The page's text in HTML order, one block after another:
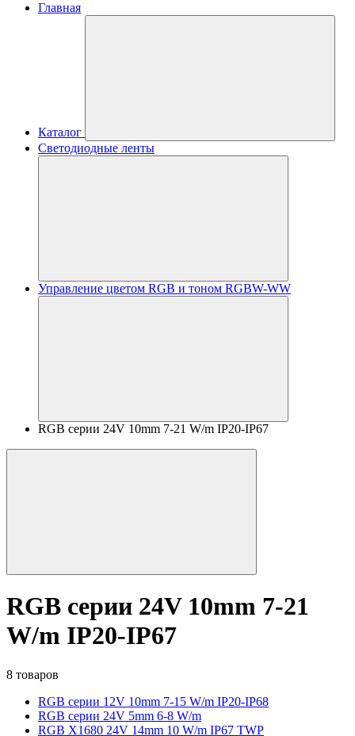
Главная
Каталог
Светодиодные ленты
Управление цветом RGB и тоном RGBW-WW
RGB серии 24V 10mm 7-21 W/m IP20-IP67
RGB серии 24V 10mm 7-21
W/m IP20-IP67
8 товаров
RGB серии 12V 10mm 7-15 W/m IP20-IP68
RGB серии 24V 5mm 6-8 W/m
RGB X1680 24V 14mm 10 W/m IP67 TWP